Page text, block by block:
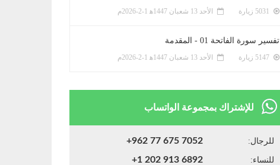
الأحد 13 شعبان 1447ﻫ 1-2-2026م
تفسير سورة الفاتحة 01 - المقدمة
الأحد 13 شعبان 1447ﻫ 1-2-2026م
للإشتراك بمجموعة الواتساب
للرجال: +962 77 675 7052
للنساء: +1 202 913 6892